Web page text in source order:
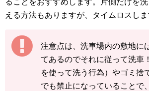
える方法もありますが、タイムロスしま
注意点は、洗車場内の敷地に
てあるのでそれに従って洗車
を使って洗う行為）やゴミ捨
でも禁止になっていることで